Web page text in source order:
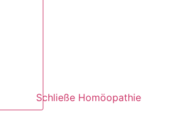
Schließe Homöopathie